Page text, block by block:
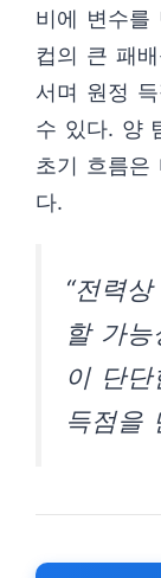
비에 변수를
컵의 큰 패
서며 원정
수 있다. 양
초기 흐름은
다.
“전력
할 가
이 단
득점을